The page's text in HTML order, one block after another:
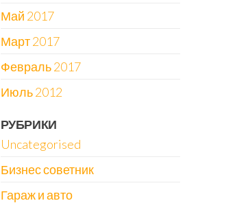
Май 2017
Март 2017
Февраль 2017
Июль 2012
РУБРИКИ
Uncategorised
Бизнес советник
Гараж и авто